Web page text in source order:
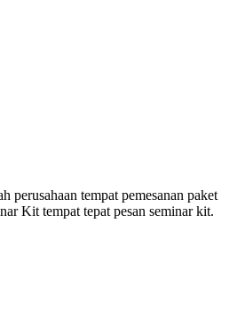
perusahaan tempat pemesanan paket
Kit tempat tepat pesan seminar kit.